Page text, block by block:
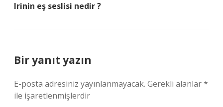
Irinin eş seslisi nedir ?
Bir yanıt yazın
E-posta adresiniz yayınlanmayacak. Gerekli alanlar*
ile işaretlenmişlerdir